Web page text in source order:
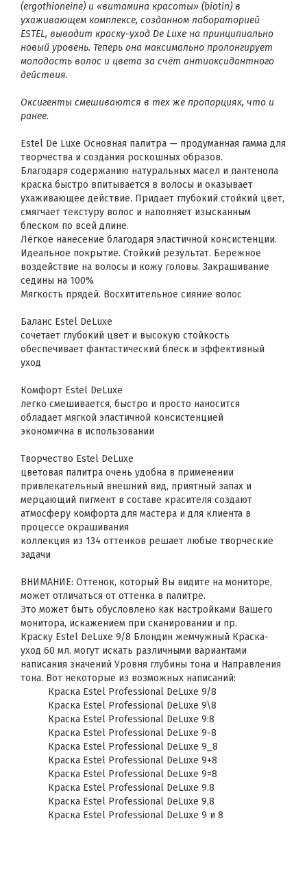
(ergothioneine) и «витамина красоты» (biotin) в
ухаживающем комплексе, созданном лабораторией
ESTEL, выводит краску-уход De Luxe на принципиально
новый уровень. Теперь она максимально пролонгирует
молодость волос и цвета за счёт антиоксидантного
действия.
Оксигенты смешиваются в тех же пропорциях, что и
ранее.
Estel De Luxe Основная палитра — продуманная гамма для
творчества и создания роскошных образов.
Благодаря содержанию натуральных масел и пантенола
краска быстро впитывается в волосы и оказывает
ухаживающее действие. Придает глубокий стойкий цвет,
смягчает текстуру волос и наполняет изысканным
блеском по всей длине.
Лёгкое нанесение благодаря эластичной консистенции.
Идеальное покрытие. Стойкий результат. Бережное
воздействие на волосы и кожу головы. Закрашивание
седины на 100%
Мягкость прядей. Восхитительное сияние волос
Баланс Estel DeLuxe
сочетает глубокий цвет и высокую стойкость
обеспечивает фантастический блеск и эффективный
уход
Комфорт Estel DeLuxe
легко смешивается, быстро и просто наносится
обладает мягкой эластичной консистенцией
экономична в использовании
Творчество Estel DeLuxe
цветовая палитра очень удобна в применении
привлекательный внешний вид, приятный запах и
мерцающий пигмент в составе красителя создают
атмосферу комфорта для мастера и для клиента в
процессе окрашивания
коллекция из 134 оттенков решает любые творческие
задачи
ВНИМАНИЕ: Оттенок, который Вы видите на мониторе,
может отличаться от оттенка в палитре.
Это может быть обусловлено как настройками Вашего
монитора, искажением при сканировании и пр.
Краску Estel DeLuxe 9/8 Блондин жемчужный Краска-
уход 60 мл. могут искать различными вариантами
написания значений Уровня глубины тона и Направления
тона. Вот некоторые из возможных написаний:
Краска Estel Professional DeLuxe 9/8
Краска Estel Professional DeLuxe 9\8
Краска Estel Professional DeLuxe 9:8
Краска Estel Professional DeLuxe 9-8
Краска Estel Professional DeLuxe 9_8
Краска Estel Professional DeLuxe 9+8
Краска Estel Professional DeLuxe 9=8
Краска Estel Professional DeLuxe 9.8
Краска Estel Professional DeLuxe 9,8
Краска Estel Professional DeLuxe 9 и 8